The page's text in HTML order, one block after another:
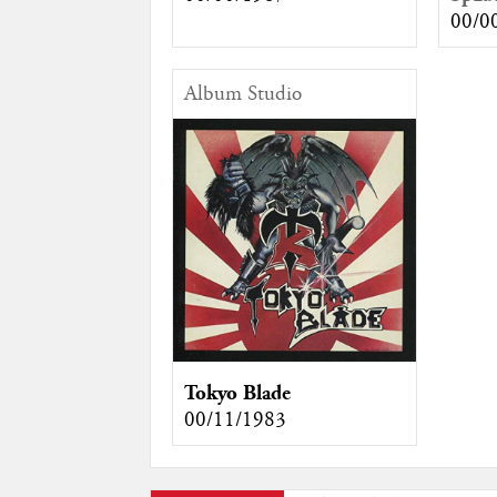
00/
Album Studio
Tokyo Blade
00/11/1983